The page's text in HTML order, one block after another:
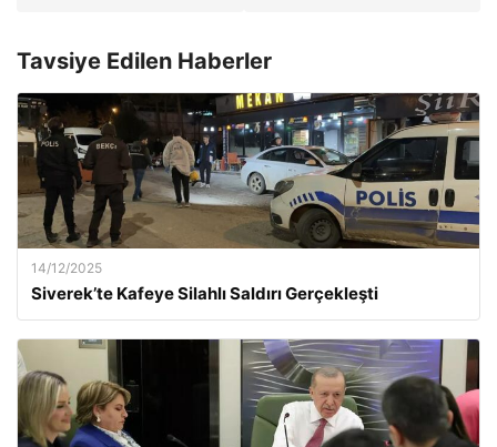
Tavsiye Edilen Haberler
14/12/2025
Siverek’te Kafeye Silahlı Saldırı Gerçekleşti